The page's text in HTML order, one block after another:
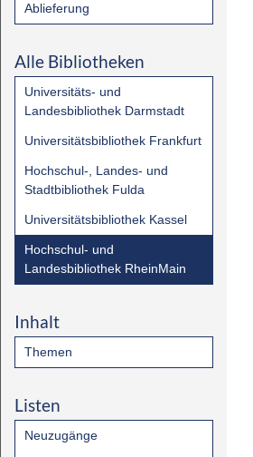
Ablieferung
Alle Bibliotheken
Universitäts- und
Landesbibliothek Darmstadt
Universitätsbibliothek Frankfurt
Hochschul-, Landes- und
Stadtbibliothek Fulda
Universitätsbibliothek Kassel
Hochschul- und
Landesbibliothek RheinMain
Inhalt
Themen
Listen
Neuzugänge